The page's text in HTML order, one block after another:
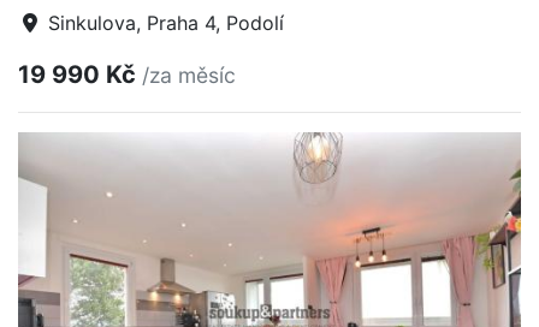
Sinkulova, Praha 4, Podolí
19 990 Kč /za měsíc